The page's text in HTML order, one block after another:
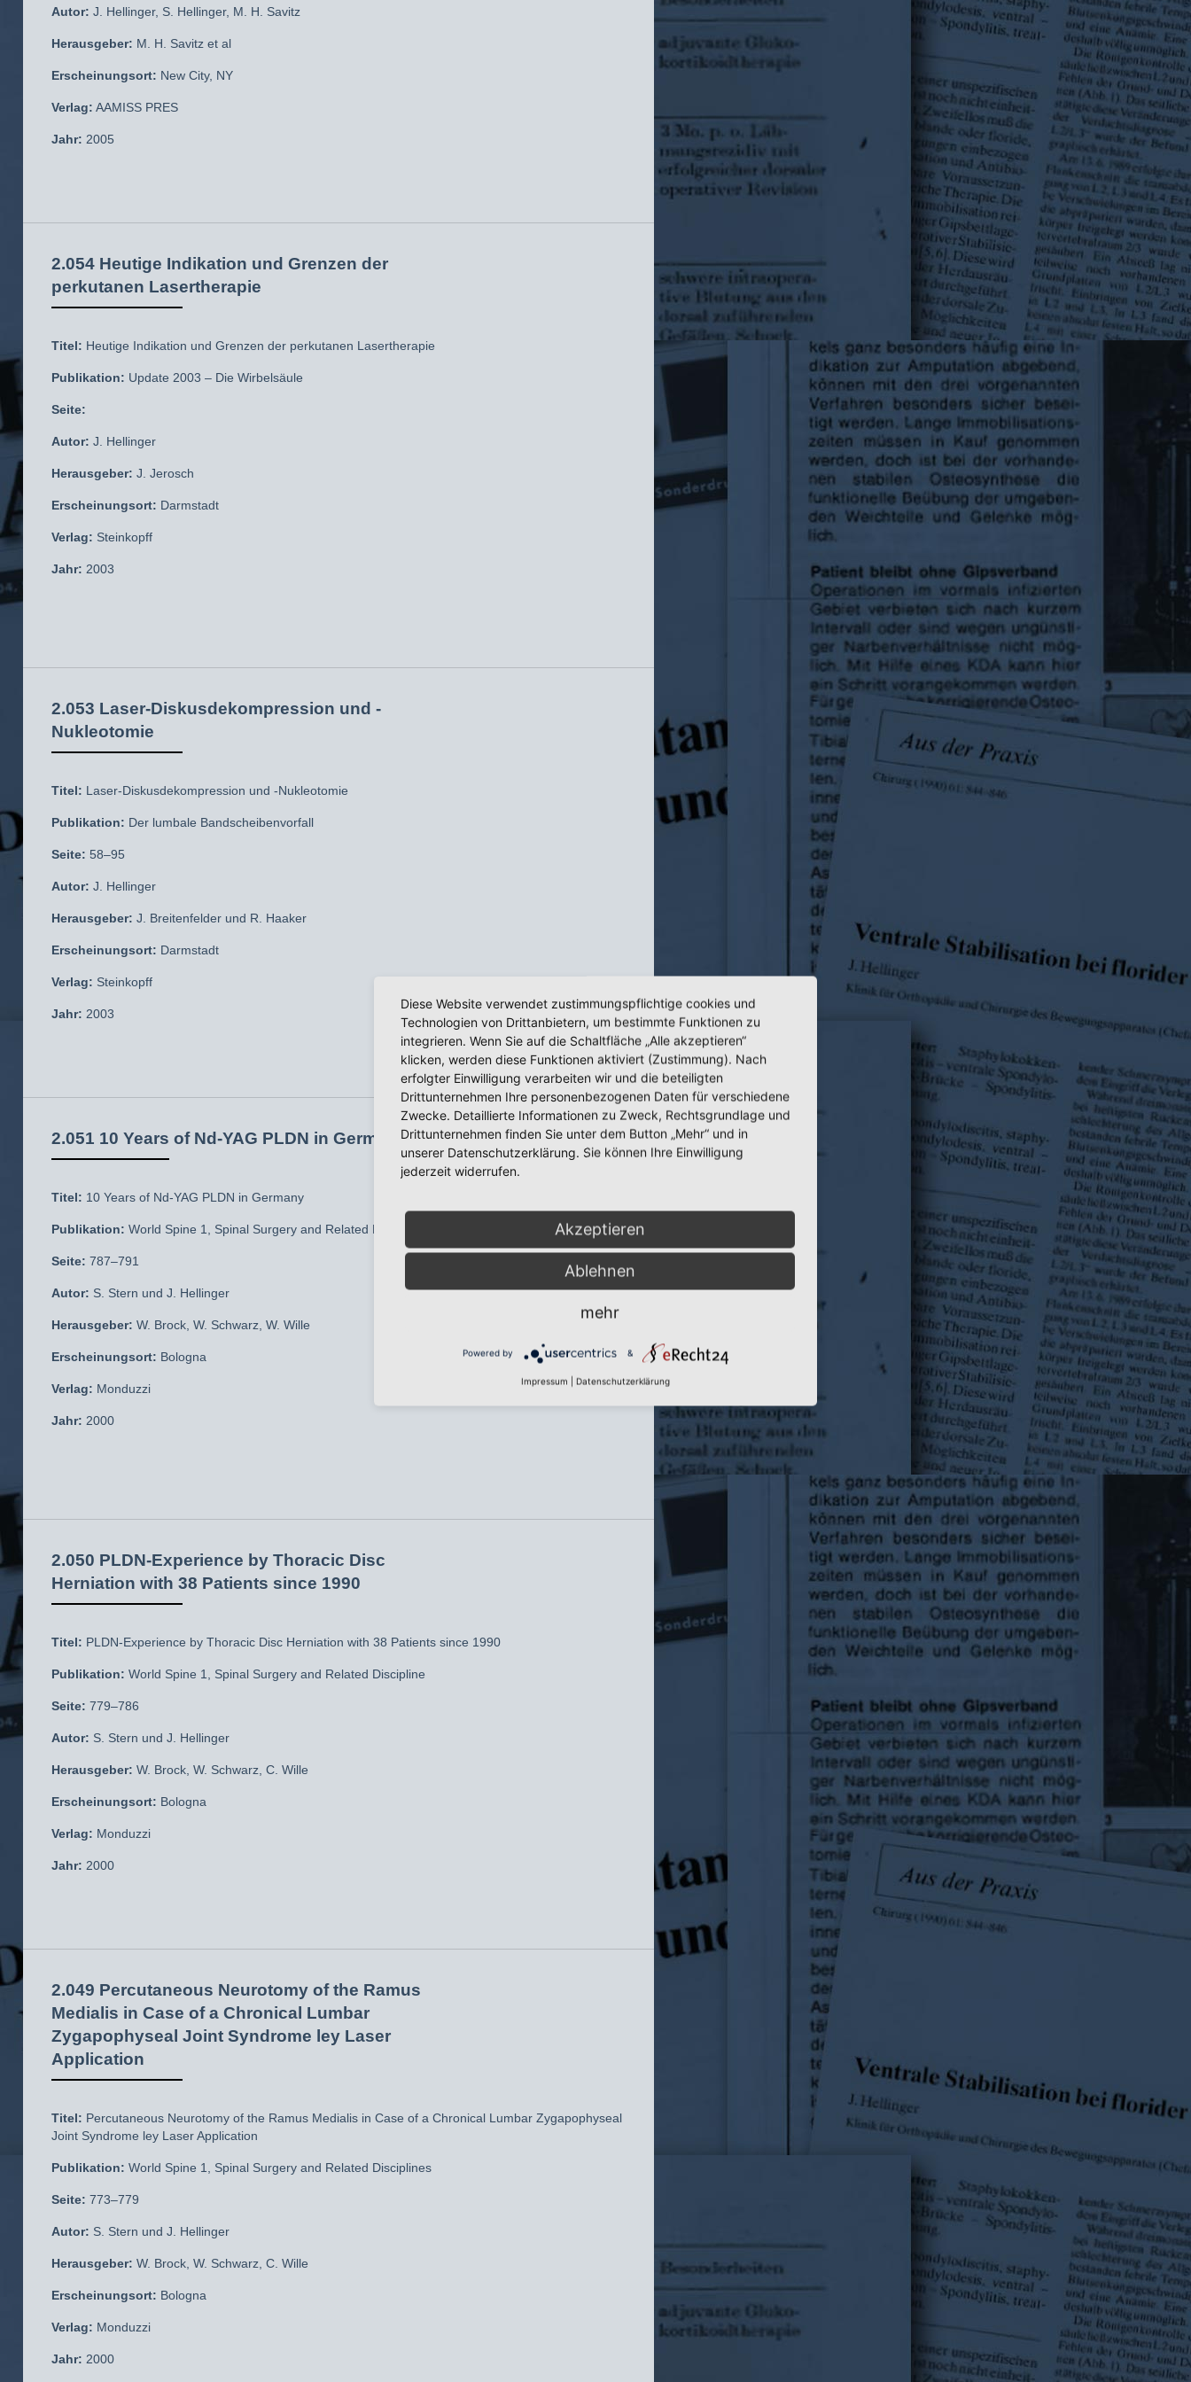
Autor: J. Hellinger, S. Hellinger, M. H. Savitz
Herausgeber: M. H. Savitz et al
Erscheinungsort: New City, NY
Verlag: AAMISS PRES
Jahr: 2005
2.054 Heutige Indikation und Grenzen der
perkutanen Lasertherapie
Titel: Heutige Indikation und Grenzen der perkutanen Lasertherapie
Publikation: Update 2003 – Die Wirbelsäule
Seite:
Autor: J. Hellinger
Herausgeber: J. Jerosch
Erscheinungsort: Darmstadt
Verlag: Steinkopff
Jahr: 2003
2.053 Laser-Diskusdekompression und -
Nukleotomie
Titel: Laser-Diskusdekompression und -Nukleotomie
Publikation: Der lumbale Bandscheibenvorfall
Seite: 58–95
Autor: J. Hellinger
Herausgeber: J. Breitenfelder und R. Haaker
Erscheinungsort: Darmstadt
Verlag: Steinkopff
Jahr: 2003
2.051 10 Years of Nd-YAG PLDN in Germany
Titel: 10 Years of Nd-YAG PLDN in Germany
Publikation: World Spine 1, Spinal Surgery and Related Discipline
Seite: 787–791
Autor: S. Stern und J. Hellinger
Herausgeber: W. Brock, W. Schwarz, W. Wille
Erscheinungsort: Bologna
Verlag: Monduzzi
Jahr: 2000
2.050 PLDN-Experience by Thoracic Disc
Herniation with 38 Patients since 1990
Titel: PLDN-Experience by Thoracic Disc Herniation with 38 Patients since 1990
Publikation: World Spine 1, Spinal Surgery and Related Discipline
Seite: 779–786
Autor: S. Stern und J. Hellinger
Herausgeber: W. Brock, W. Schwarz, C. Wille
Erscheinungsort: Bologna
Verlag: Monduzzi
Jahr: 2000
2.049 Percutaneous Neurotomy of the Ramus
Medialis in Case of a Chronical Lumbar
Zygapophyseal Joint Syndrome ley Laser
Application
Titel: Percutaneous Neurotomy of the Ramus Medialis in Case of a Chronical Lumbar Zygapophyseal
Joint Syndrome ley Laser Application
Publikation: World Spine 1, Spinal Surgery and Related Disciplines
Seite: 773–779
Autor: S. Stern und J. Hellinger
Herausgeber: W. Brock, W. Schwarz, C. Wille
Erscheinungsort: Bologna
Verlag: Monduzzi
Jahr: 2000
Diese Website verwendet zustimmungspflichtige cookies und
Technologien von Drittanbietern, um bestimmte Funktionen zu
integrieren. Wenn Sie auf die Schaltfläche „Alle akzeptieren“
klicken, werden diese Funktionen aktiviert (Zustimmung). Nach
erfolgter Einwilligung verarbeiten wir und die beteiligten
Drittunternehmen Ihre personenbezogenen Daten für verschiedene
Zwecke. Detaillierte Informationen zu Zweck, Rechtsgrundlage und
Drittunternehmen finden Sie unter dem Button „Mehr“ und in
unserer Datenschutzerklärung. Sie können Ihre Einwilligung
jederzeit widerrufen.
Akzeptieren
Ablehnen
mehr
Powered by &
Impressum Datenschutzerklärung